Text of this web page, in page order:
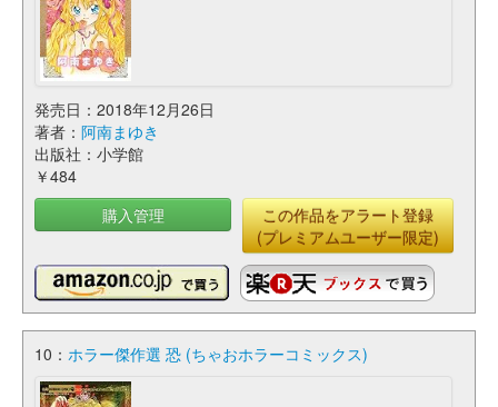
発売日：2018年12月26日
著者： 阿南まゆき
出版社：小学館
￥484
購入管理
この作品をアラート登録
(プレミアムユーザー限定)
10： ホラー傑作選 恐 (ちゃおホラーコミックス)